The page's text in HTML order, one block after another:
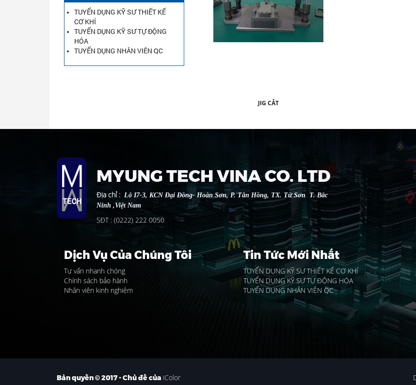
TUYỂN DỤNG KỸ SƯ THIẾT KẾ
CƠ KHÍ
TUYỂN DỤNG KỸ SƯ TỰ ĐỘNG
HÓA
TUYỂN DỤNG NHÂN VIÊN QC
JIG CẮT
MYUNG TECH VINA CO. LTD
Địa chỉ : Lô I7-3, KCN Đại Đồng- Hoàn Sơn, P. Tân Hồng, TX. Từ Sơn T. Bắc
Ninh ,Việt Nam
SĐT : (0222) 222 0050
Dịch Vụ Của Chúng Tôi
Tư vấn nhanh chóng
Chính sách bảo hành
Nhân viên kinh nghiệm
Tin Tức Mới Nhất
TUYỂN DỤNG KỸ SƯ THIẾT KẾ CƠ KHÍ
TUYỂN DỤNG KỸ SƯ TỰ ĐỘNG HÓA
TUYỂN DỤNG NHÂN VIÊN QC
Bản quyền © 2017 - Chủ đề của iColor